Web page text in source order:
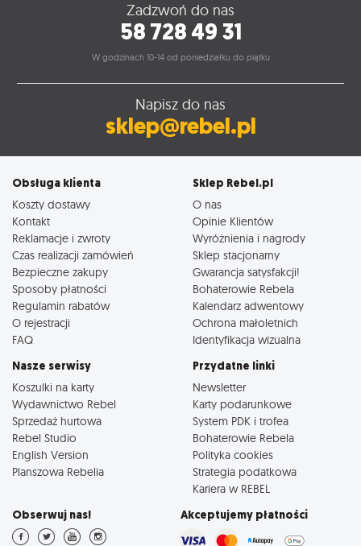
Zadzwoń do nas
58 728 49 31
W godzinach 10-14 od poniedziałku do piątku
Napisz do nas
sklep@rebel.pl
Obsługa klienta
Koszty dostawy
Kontakt
Reklamacje i zwroty
Czas realizacji zamówień
Bezpieczne zakupy
Sposoby płatności
Regulamin rabatów
O rejestracji
FAQ
Sklep Rebel.pl
O nas
Opinie Klientów
Wyróżnienia i nagrody
Sklep stacjonarny
Gwarancja satysfakcji!
Bohaterowie Rebela
Kalendarz adwentowy
Ochrona małoletnich
Identyfikacja wizualna
Nasze serwisy
Koszulki na karty
Wydawnictwo Rebel
Sprzedaż hurtowa
Rebel Studio
English Version
Planszowa Rebelia
Przydatne linki
Newsletter
Karty podarunkowe
System PDK i trofea
Bohaterowie Rebela
Polityka cookies
Strategia podatkowa
Kariera w REBEL
Obserwuj nas! Akceptujemy płatności